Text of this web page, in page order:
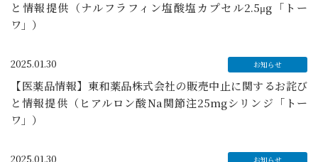
と情報提供（ナルフラフィン塩酸塩カプセル2.5μg「トー
ワ」）
2025.01.30
【医薬品情報】東和薬品株式会社の販売中止に関するお詫び
と情報提供（ヒアルロン酸Na関節注25mgシリンジ「トー
ワ」）
2025.01.30